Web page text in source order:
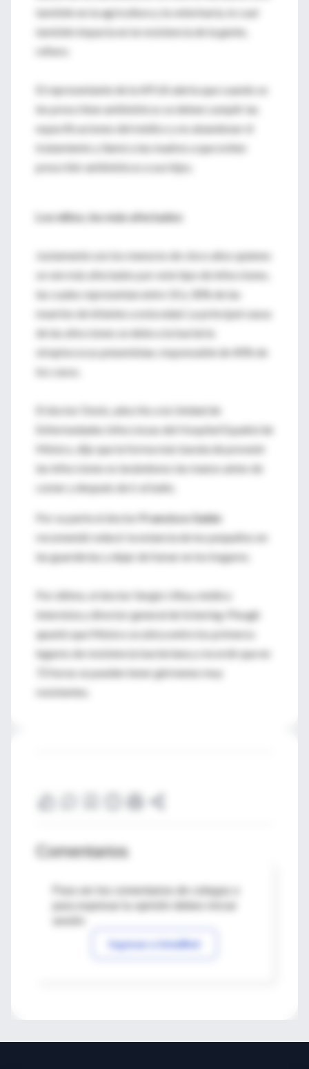
también en la agricultura y la veterinaria, lo cual
también impacta en la resistencia de la gente,
refiere.
El representante de la APUA alerta que cuando se
les prescriben antibióticos se deben cumplir las
especificaciones del médico y no abandonar el
tratamiento y llamó a las madres a que eviten
prescribir antibióticos a sus hijos.
Los niños, los más afectados
Justamente son los menores de cinco años quienes
se ven más afectados por este tipo de infecciones,
las cuales representan entre 10 y 30% de las
muertes de infantes a esta edad. La principal causa
de las afecciones se debe a la bacteria
streptococus pneuminiae, responsable de 40% de
los casos.
El doctor Donís, adscrito a la Unidad de
Enfermedades Infecciosas del Hospital Español de
México, dijo que la forma más barata de prevenir
las infecciones es lavándonos las manos antes de
comer y después de ir al baño.
Por su parte el doctor
Francisco Galán
recomendó reducir la estancia de los pequeños en
las guarderías y dejar de fumar en los hogares.
Por último, el doctor Sergio Ulloa, médico
internista y director general de Schering-Plough
apuntó que México se ubica entre los primeros
lugares de resistencia bacteriana y recordó que en
72 horas se pueden tener gérmenes muy
resistentes.
Comentarios
Para ver los comentarios de colegas o
Ingresar a IntraMed